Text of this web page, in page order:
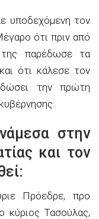
υποδεχόμενη τον
ότι πριν από
παρέδωσε τα
ότι κάλεσε τον
την πρώτη
στην
και τον
Πρόεδρε, προ
κύριος Τασούλας,